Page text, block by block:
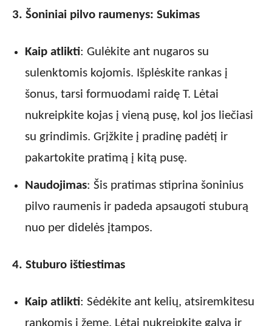
3. Šoniniai pilvo raumenys: Sukimas
Kaip atlikti: Gulėkite ant nugaros su
sulenktomis kojomis. Išplėskite rankas į
šonus, tarsi formuodami raidę T. Lėtai
nukreipkite kojas į vieną pusę, kol jos liečiasi
su grindimis. Grįžkite į pradinę padėtį ir
pakartokite pratimą į kitą pusę.
Naudojimas: Šis pratimas stiprina šoninius
pilvo raumenis ir padeda apsaugoti stuburą
nuo per didelės įtampos.
4. Stuburo ištiestimas
Kaip atlikti: Sėdėkite ant kelių, atsiremkitesu
rankomis į žemę. Lėtai nukreipkite galvą ir